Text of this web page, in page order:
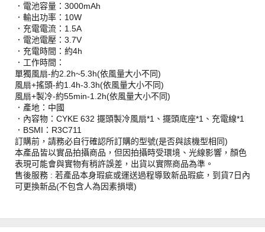
．電池容量：3000mAh
．輸出功率：10W
．充電電流：1.5A
．電池電壓：3.7V
．充電時間：約4h
．工作時間：
單獨風扇-約2.2h~5.3h(依風量大小不同)
風扇+搖頭-約1.4h-3.3h(依風量大小不同)
風扇+製冷-約55min-1.2h(依風量大小不同)
．產地：中國
．內容物：CYKE 632 擺頭製冷風扇*1、擺頭底座*1、充電線*1
．BSMI：R3C711
訂購前，請務必自行確認所訂購的型號(是否與該機型相同)
本產品皆以實品拍攝商品，但因拍攝時受環境、光線影響，顏色
表現可能會與實物有稍許誤差，出貨以實際商品為準。
售後服務 : 若產品本身瑕疵或運送過程導致新品瑕疵，到貨7日內
可更換新品(不包含人為因素損壞)